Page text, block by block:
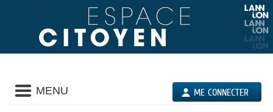
Liste
des
MENU ME CONNECTER